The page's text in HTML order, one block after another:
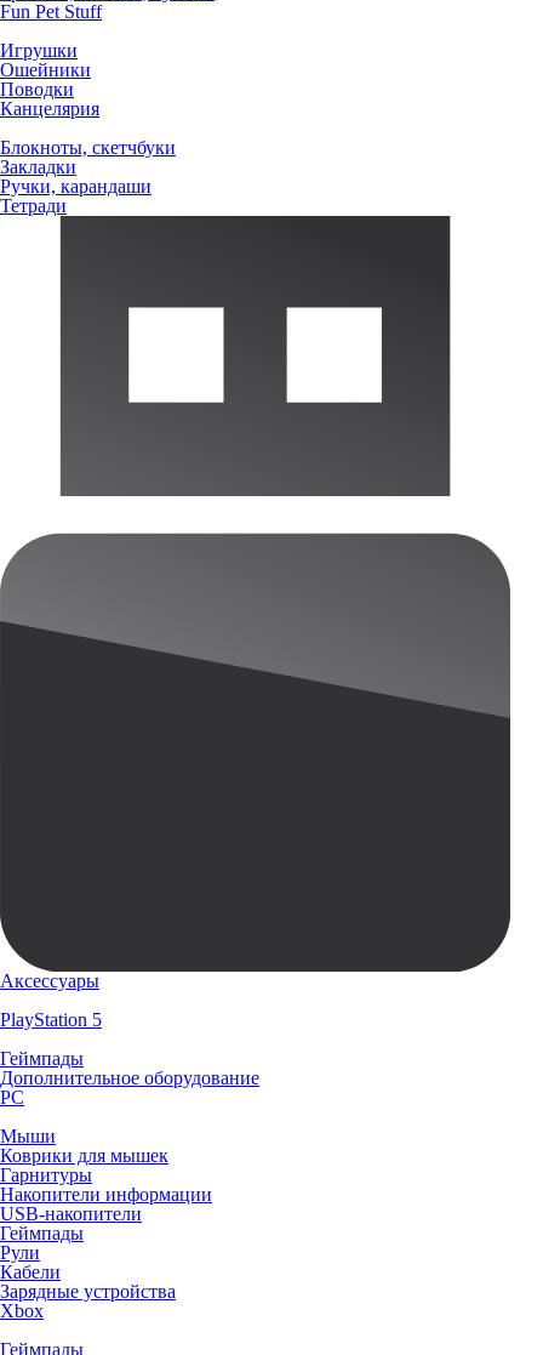
Fun Pet Stuff
Игрушки
Ошейники
Поводки
Канцелярия
Блокноты, скетчбуки
Закладки
Ручки, карандаши
Тетради
Аксессуары
PlayStation 5
Геймпады
Дополнительное оборудование
PC
Мыши
Коврики для мышек
Гарнитуры
Накопители информации
USB-накопители
Геймпады
Рули
Кабели
Зарядные устройства
Xbox
Геймпады